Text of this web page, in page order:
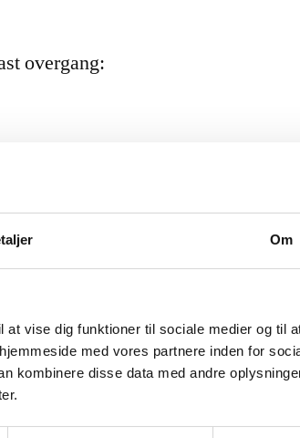
Om
vise dig funktioner til sociale medier og til
med vores partnere inden for
kombinere disse data med andre
overgang:
det
opgave
igen
eller som
og restitution på